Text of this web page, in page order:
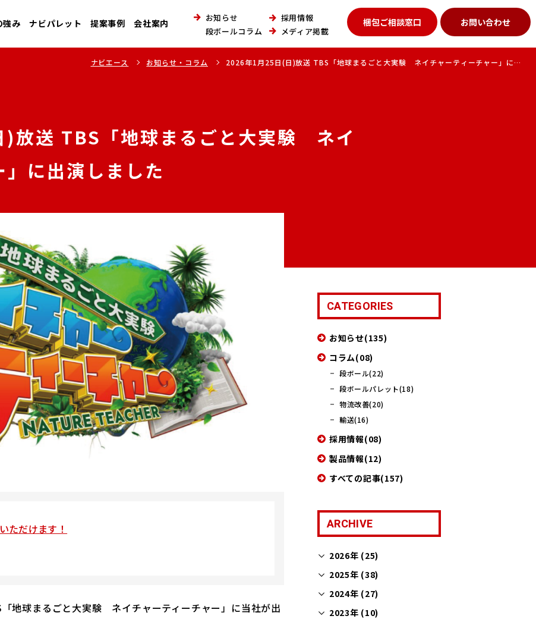
強み ナビパレット 提案事例 会社案内
お知らせ
段ボールコラム
採用情報
メディア掲載
梱包ご相談窓口 お問い合わせ
ナビエース お知らせ・コラム
2026年1月25日(日)放送 TBS「地球まるごと大実験 ネイチャーティーチャー」に出
放送 TBS「地球まるごと大実験 ネイ
に出演しました
ただけます！
地球まるごと大実験 ネイチャーティーチャー」に当社が出
CATEGORIES
お知らせ(135)
コラム(08)
段ボール(22)
段ボールパレット(18)
物流改善(20)
輸送(16)
採用情報(08)
製品情報(12)
すべての記事(157)
ARCHIVE
2026年 (25)
2025年 (38)
2024年 (27)
2023年 (10)